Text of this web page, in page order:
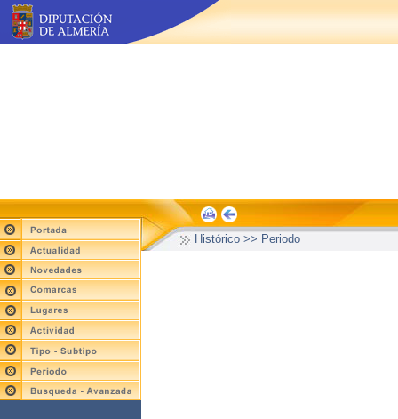
Histórico >> Periodo